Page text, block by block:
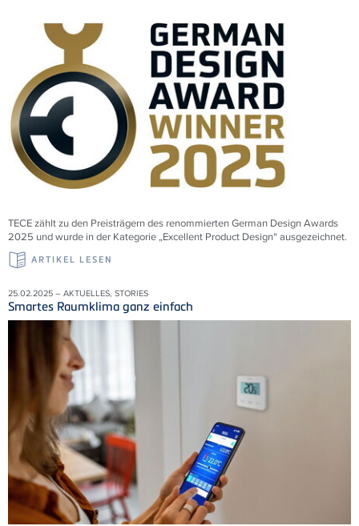
TECE zählt zu den Preisträgern des renommierten German Design Awards
2025 und wurde in der Kategorie „Excellent Product Design“ ausgezeichnet.
ARTIKEL LESEN
25.02.2025 – AKTUELLES, STORIES
Smartes Raumklima ganz einfach